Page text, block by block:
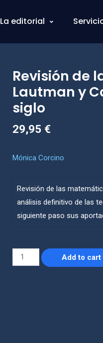
La editorial
Revisión de
Lautman y
siglo
29,95 €
Mónica Corcino
Revisión de las
análisis definitivo de las
siguiente paso sus
Add to cart